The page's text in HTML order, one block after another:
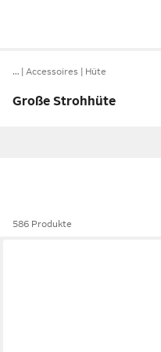
… Accessoires Hüte
Große Strohhüte
586 Produkte